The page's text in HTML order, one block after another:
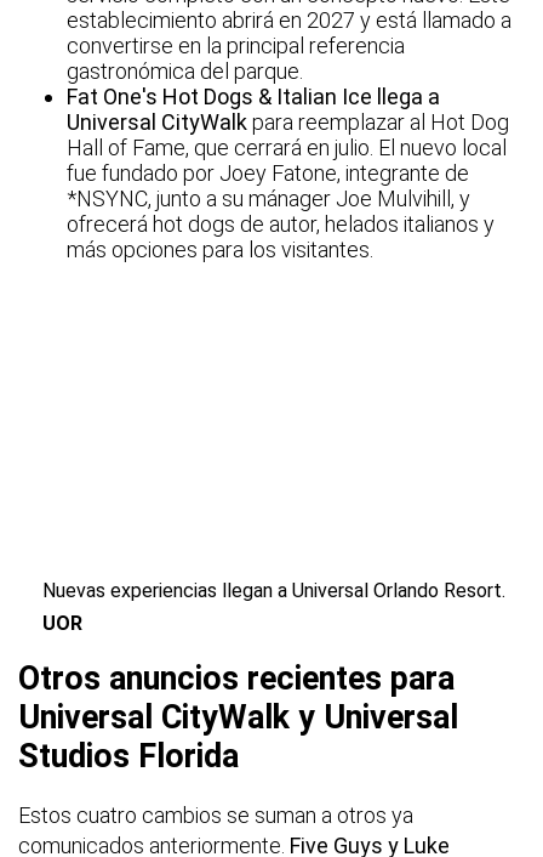
establecimiento abrirá en 2027 y está llamado a
convertirse en la principal referencia
gastronómica del parque.
Fat One's Hot Dogs & Italian Ice llega a
Universal CityWalkpara reemplazar al Hot Dog
Hall of Fame, que cerrará en julio. El nuevo local
fue fundado por Joey Fatone, integrante de
*NSYNC, junto a su mánager Joe Mulvihill, y
ofrecerá hot dogs de autor, helados italianos y
más opciones para los visitantes.
Nuevas experiencias llegan a Universal Orlando Resort.
UOR
Otros anuncios recientes para
Universal CityWalk y Universal
Studios Florida
Estos cuatro cambios se suman a otros ya
comunicados anteriormente. Five Guys y Luke